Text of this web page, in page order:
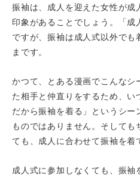
振袖は、成人を迎えた女性が成
印象があることでしょう。「
ですが、振袖は成人式以外で
まです。
かつて、とある漫画でこんなシ
た相手と仲直りをするため、い
だから振袖を着る」というシ
ものではありません。そしても
ても、成人に合わせて振袖を着
成人式に参加しなくても、振